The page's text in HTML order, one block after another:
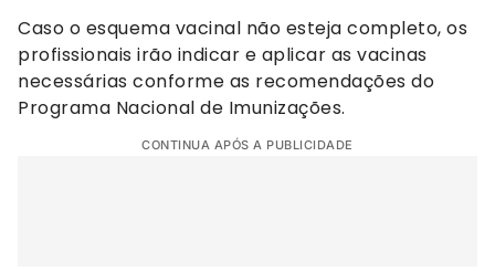
Caso o esquema vacinal não esteja completo, os
profissionais irão indicar e aplicar as vacinas
necessárias conforme as recomendações do
Programa Nacional de Imunizações.
CONTINUA APÓS A PUBLICIDADE